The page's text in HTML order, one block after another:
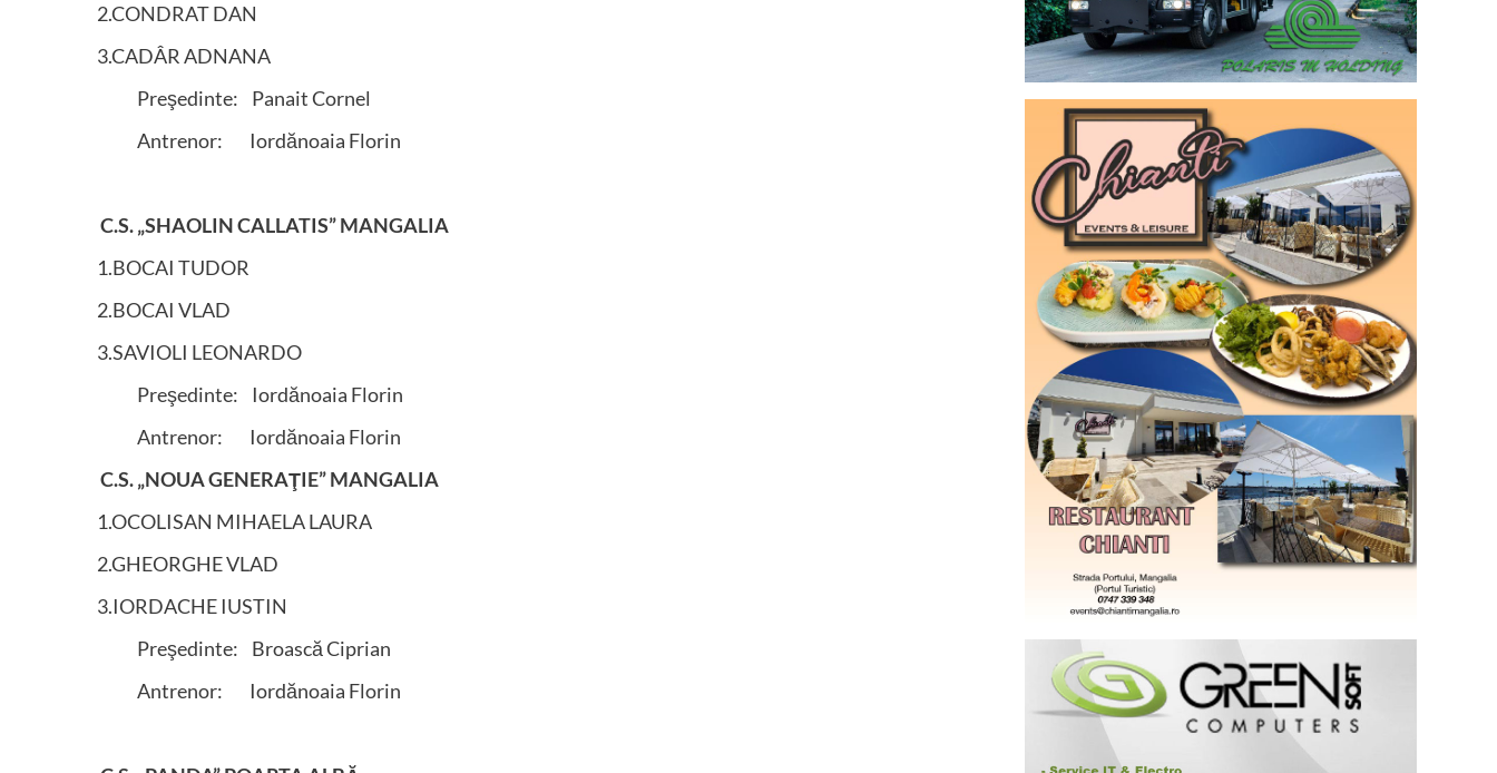
2.CONDRAT DAN
3.CADÂR ADNANA
Preşedinte: Panait Cornel
Antrenor: Iordănoaia Florin
C.S. „SHAOLIN CALLATIS” MANGALIA
1.BOCAI TUDOR
2.BOCAI VLAD
3.SAVIOLI LEONARDO
Preşedinte: Iordănoaia Florin
Antrenor: Iordănoaia Florin
C.S. „NOUA GENERAŢIE” MANGALIA
1.OCOLISAN MIHAELA LAURA
2.GHEORGHE VLAD
3.IORDACHE IUSTIN
Preşedinte: Broască Ciprian
Antrenor: Iordănoaia Florin